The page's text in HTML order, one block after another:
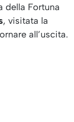
della Fortuna
, visitata la
all’uscita.